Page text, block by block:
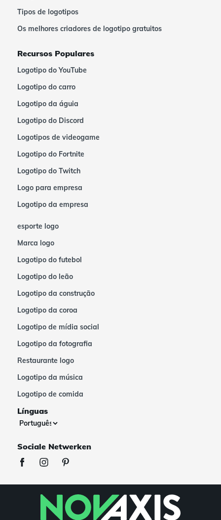
Tipos de logotipos
Os melhores criadores de logotipo gratuitos
Recursos Populares
Logotipo do YouTube
Logotipo do carro
Logotipo da águia
Logotipo do Discord
Logotipos de videogame
Logotipo do Fortnite
Logotipo do Twitch
Logo para empresa
Logotipo da empresa
esporte logo
Marca logo
Logotipo do futebol
Logotipo do leão
Logotipo da construção
Logotipo da coroa
Logotipo de mídia social
Logotipo da fotografia
Restaurante logo
Logotipo da música
Logotipo de comida
Línguas
Sociale Netwerken